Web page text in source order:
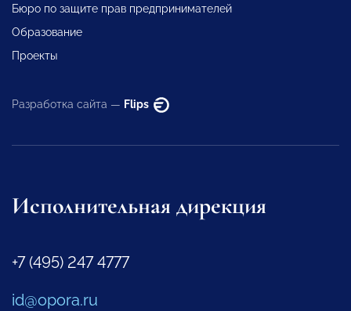
Бюро по защите прав предпринимателей
Образование
Проекты
Разработка сайта — Flips
Исполнительная дирекция
+7 (495) 247 4777
id@opora.ru